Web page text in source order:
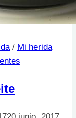
/ Mi herida